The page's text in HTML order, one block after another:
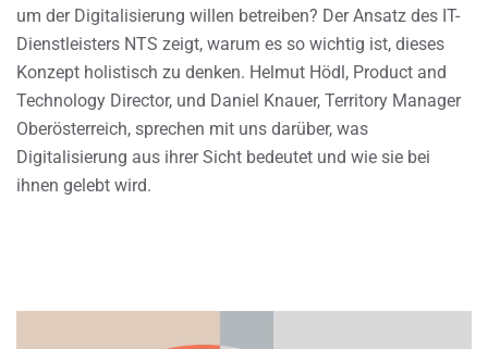
um der Digitalisierung willen betreiben? Der Ansatz des IT-
Dienstleisters NTS zeigt, warum es so wichtig ist, dieses
Konzept holistisch zu denken. Helmut Hödl, Product and
Technology Director, und Daniel Knauer, Territory Manager
Oberösterreich, sprechen mit uns darüber, was
Digitalisierung aus ihrer Sicht bedeutet und wie sie bei
ihnen gelebt wird.